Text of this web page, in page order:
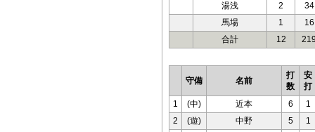
湯浅
2
34
馬場
1
16
合計
12
守備 名前
打
数
安
打
1
(中) 近本 6
1
2
(遊) 中野 5
1